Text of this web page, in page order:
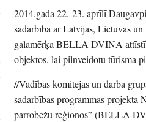
2014.gada 22.-23. aprīlī
sadarbībā ar Latvijas, Lietuvas
galamērķa BELLA DVINA
objektos, lai pilnveidotu tūrisma
//Vadības komitejas un darba
sadarbības programmas projekta
pārrobežu reģionos” (BELLA